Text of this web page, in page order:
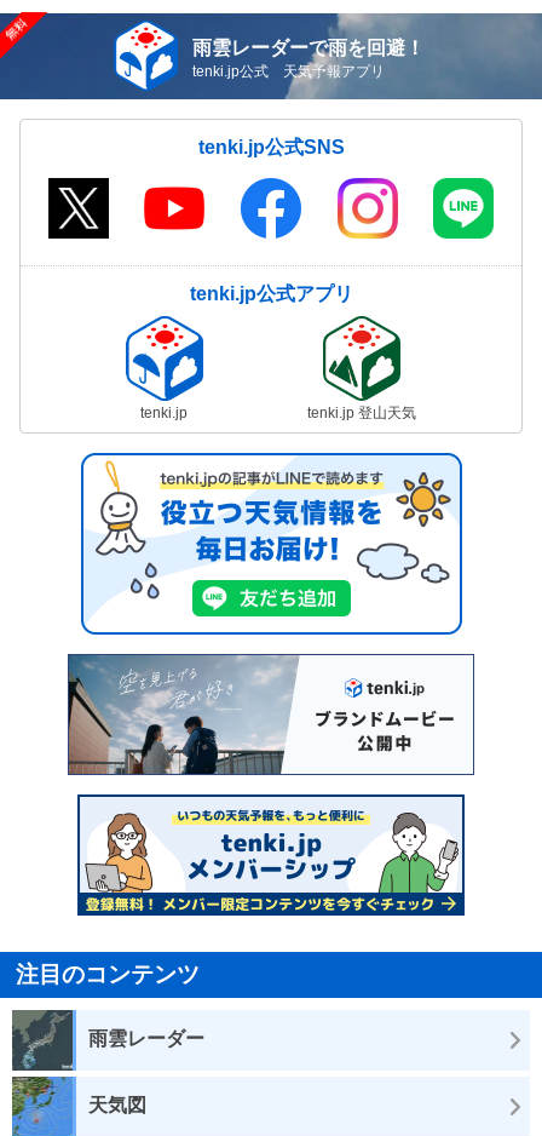
雨雲レーダーで雨を回避！
tenki.jp公式 天気予報アプリ
tenki.jp公式SNS
tenki.jp公式アプリ
tenki.jp tenki.jp 登山天気
注目のコンテンツ
雨雲レーダー
天気図